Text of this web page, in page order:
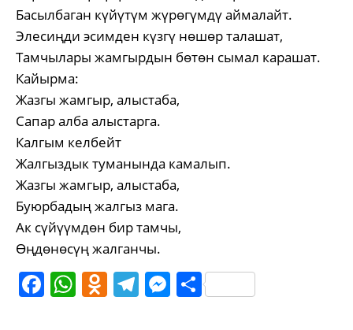
Басылбаган күйүтүм жүрөгүмдү аймалайт.
Элесиңди эсимден күзгү нөшөр талашат,
Тамчылары жамгырдын бөтөн сымал карашат.
Кайырма:
Жазгы жамгыр, алыстаба,
Сапар алба алыстарга.
Калгым келбейт
Жалгыздык туманында камалып.
Жазгы жамгыр, алыстаба,
Буюрбадың жалгыз мага.
Ак сүйүүмдөн бир тамчы,
Өңдөнөсүң жалганчы.
Facebook
WhatsApp
Odnoklassniki
Telegram
Messenger
Share